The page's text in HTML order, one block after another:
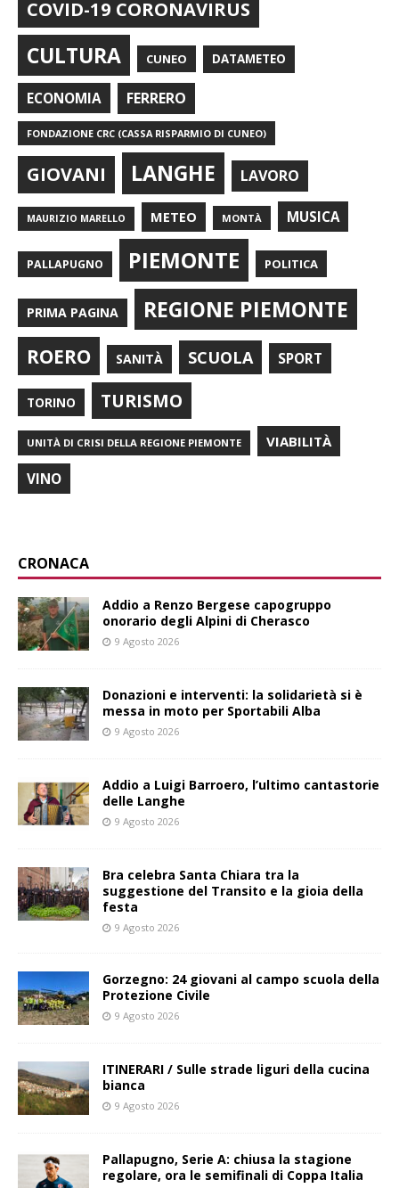
COVID-19 CORONAVIRUS
CULTURA CUNEO DATAMETEO
ECONOMIA FERRERO
FONDAZIONE CRC (CASSA RISPARMIO DI CUNEO)
GIOVANI LANGHE LAVORO
MAURIZIO MARELLO METEO MONTÀ MUSICA
PALLAPUGNO PIEMONTE POLITICA
PRIMA PAGINA REGIONE PIEMONTE
ROERO SANITÀ SCUOLA SPORT
TORINO TURISMO
UNITÀ DI CRISI DELLA REGIONE PIEMONTE VIABILITÀ
VINO
CRONACA
Addio a Renzo Bergese capogruppo
onorario degli Alpini di Cherasco
9 Agosto 2026
Donazioni e interventi: la solidarietà si è
messa in moto per Sportabili Alba
9 Agosto 2026
Addio a Luigi Barroero, l’ultimo cantastorie
delle Langhe
9 Agosto 2026
Bra celebra Santa Chiara tra la
suggestione del Transito e la gioia della
festa
9 Agosto 2026
Gorzegno: 24 giovani al campo scuola della
Protezione Civile
9 Agosto 2026
ITINERARI / Sulle strade liguri della cucina
bianca
9 Agosto 2026
Pallapugno, Serie A: chiusa la stagione
regolare, ora le semifinali di Coppa Italia